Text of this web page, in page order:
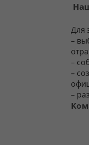
Для
–
–
–
–